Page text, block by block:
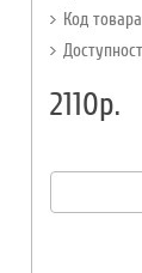
Код
2110р.